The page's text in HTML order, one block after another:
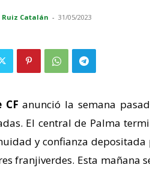
Ruiz Catalán - 31/05/2023
CF anunció la semana
El central de Palma
y confianza depositada
franjiverdes. Esta mañana